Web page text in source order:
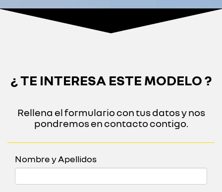
¿ TE INTERESA ESTE MODELO ?
Rellena el formulario con tus datos y nos
pondremos en contacto contigo.
Nombre y Apellidos